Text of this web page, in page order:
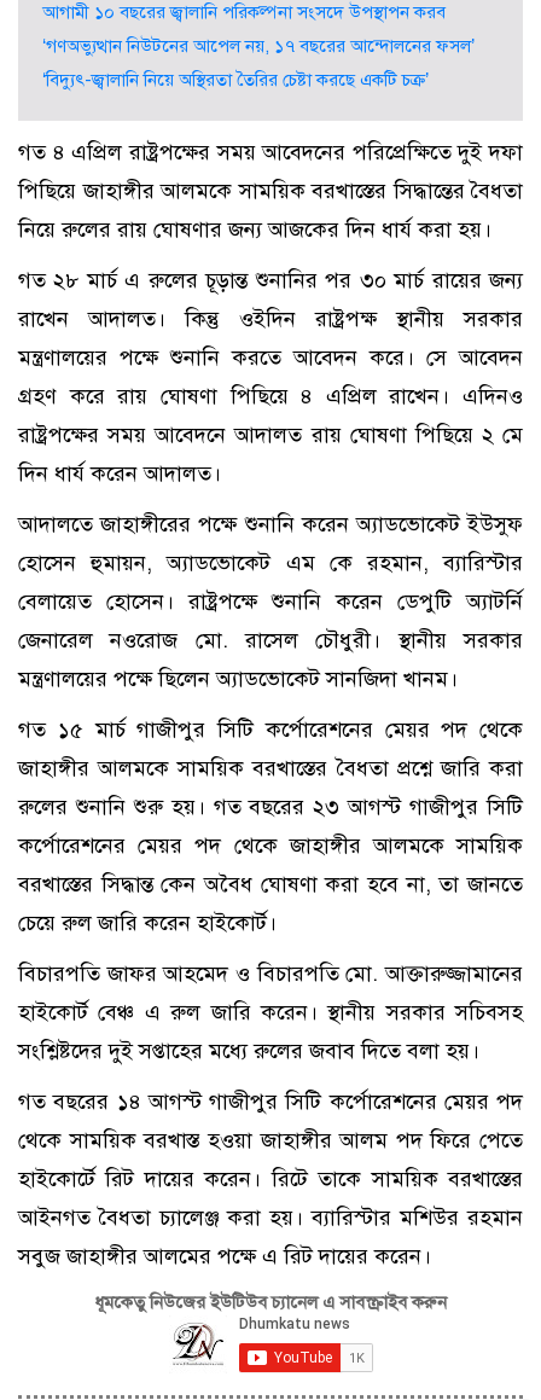
আগামী ১০ বছরের জ্বালানি পরিকল্পনা সংসদে উপস্থাপন করব
‘গণঅভ্যুত্থান নিউটনের আপেল নয়, ১৭ বছরের আন্দোলনের ফসল’
‘বিদ্যুৎ-জ্বালানি নিয়ে অস্থিরতা তৈরির চেষ্টা করছে একটি চক্র’
গত ৪ এপ্রিল রাষ্ট্রপক্ষের সময় আবেদনের পরিপ্রেক্ষিতে দুই দফা
পিছিয়ে জাহাঙ্গীর আলমকে সাময়িক বরখাস্তের সিদ্ধান্তের বৈধতা
নিয়ে রুলের রায় ঘোষণার জন্য আজকের দিন ধার্য করা হয়।
গত ২৮ মার্চ এ রুলের চূড়ান্ত শুনানির পর ৩০ মার্চ রায়ের জন্য
রাখেন আদালত। কিন্তু ওইদিন রাষ্ট্রপক্ষ স্থানীয় সরকার
মন্ত্রণালয়ের পক্ষে শুনানি করতে আবেদন করে। সে আবেদন
গ্রহণ করে রায় ঘোষণা পিছিয়ে ৪ এপ্রিল রাখেন। এদিনও
রাষ্ট্রপক্ষের সময় আবেদনে আদালত রায় ঘোষণা পিছিয়ে ২ মে
দিন ধার্য করেন আদালত।
আদালতে জাহাঙ্গীরের পক্ষে শুনানি করেন অ্যাডভোকেট ইউসুফ
হোসেন হুমায়ন, অ্যাডভোকেট এম কে রহমান, ব্যারিস্টার
বেলায়েত হোসেন। রাষ্ট্রপক্ষে শুনানি করেন ডেপুটি অ্যাটর্নি
জেনারেল নওরোজ মো. রাসেল চৌধুরী। স্থানীয় সরকার
মন্ত্রণালয়ের পক্ষে ছিলেন অ্যাডভোকেট সানজিদা খানম।
গত ১৫ মার্চ গাজীপুর সিটি কর্পোরেশনের মেয়র পদ থেকে
জাহাঙ্গীর আলমকে সাময়িক বরখাস্তের বৈধতা প্রশ্নে জারি করা
রুলের শুনানি শুরু হয়। গত বছরের ২৩ আগস্ট গাজীপুর সিটি
কর্পোরেশনের মেয়র পদ থেকে জাহাঙ্গীর আলমকে সাময়িক
বরখাস্তের সিদ্ধান্ত কেন অবৈধ ঘোষণা করা হবে না, তা জানতে
চেয়ে রুল জারি করেন হাইকোর্ট।
বিচারপতি জাফর আহমেদ ও বিচারপতি মো. আক্তারুজ্জামানের
হাইকোর্ট বেঞ্চ এ রুল জারি করেন। স্থানীয় সরকার সচিবসহ
সংশ্লিষ্টদের দুই সপ্তাহের মধ্যে রুলের জবাব দিতে বলা হয়।
গত বছরের ১৪ আগস্ট গাজীপুর সিটি কর্পোরেশনের মেয়র পদ
থেকে সাময়িক বরখাস্ত হওয়া জাহাঙ্গীর আলম পদ ফিরে পেতে
হাইকোর্টে রিট দায়ের করেন। রিটে তাকে সাময়িক বরখাস্তের
আইনগত বৈধতা চ্যালেঞ্জ করা হয়। ব্যারিস্টার মশিউর রহমান
সবুজ জাহাঙ্গীর আলমের পক্ষে এ রিট দায়ের করেন।
ধূমকেতু নিউজের ইউটিউব চ্যানেল এ সাবস্ক্রাইব করুন